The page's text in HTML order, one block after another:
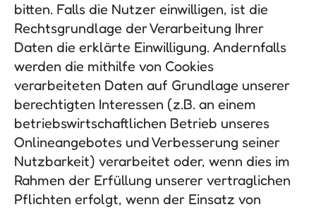
bitten. Falls die Nutzer einwilligen, ist die
Rechtsgrundlage der Verarbeitung Ihrer
Daten die erklärte Einwilligung. Andernfalls
werden die mithilfe von Cookies
verarbeiteten Daten auf Grundlage unserer
berechtigten Interessen (z.B. an einem
betriebswirtschaftlichen Betrieb unseres
Onlineangebotes und Verbesserung seiner
Nutzbarkeit) verarbeitet oder, wenn dies im
Rahmen der Erfüllung unserer vertraglichen
Pflichten erfolgt, wenn der Einsatz von